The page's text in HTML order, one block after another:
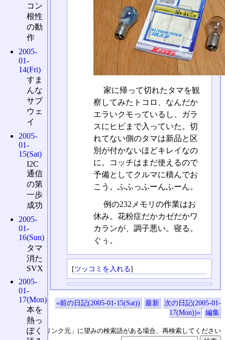
家に帰って切れたタマを観
察してみたトコロ、なんだか
エラいクモっているし、ガラ
スにヒビまで入っていた。切
れてない側のタマは新品と区
別が付かないほどキレイなの
に。コッチはまだ使えるので
予備としてクルマに積んでお
こう。ふふっふーんふーん。
例の232メモリの作業はお
休み。花粉症だかカゼだかワ
カランが、調子悪い。寝る。
ぐぅ。
[ツッコミを入れる]
«前の日記(2005-01-15(Sat)) 最新
次の日記(2005-01-
17(Mon))»
編集
↑の「本日のリンク元」に望みの検索語がある場合、再検索してください
コン
根性
の動
作
2005-
01-
14(Fri)
すま
んな
サブ
ウェ
イ
2005-
01-
15(Sat)
I2C
通信
の第
一歩
成功
2005-
01-
16(Sun)
タマ
消た
SVX
2005-
01-
17(Mon)
本を
熱っ
ぽく